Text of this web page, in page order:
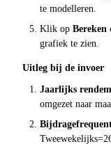
te modelleren.
Klik op Bereken
grafiek te zien.
Uitleg bij de invoer
Jaarlijks
omgezet naar